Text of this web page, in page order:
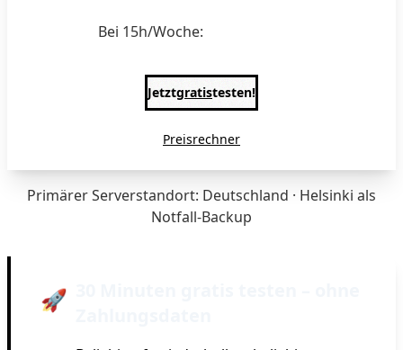
Bei 15h/Woche:
Jetztgratistesten!
Preisrechner
Primärer Serverstandort: Deutschland · Helsinki als
Notfall-Backup
🚀